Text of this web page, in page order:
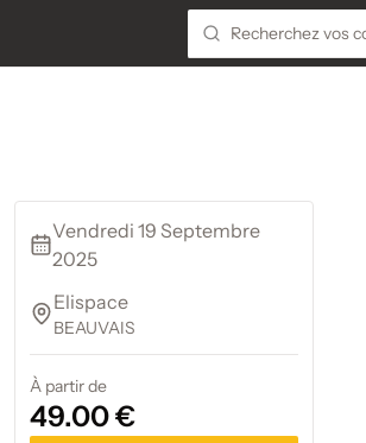
Vendredi 19 Septembre
2025
Elispace
BEAUVAIS
À partir de
49.00 €